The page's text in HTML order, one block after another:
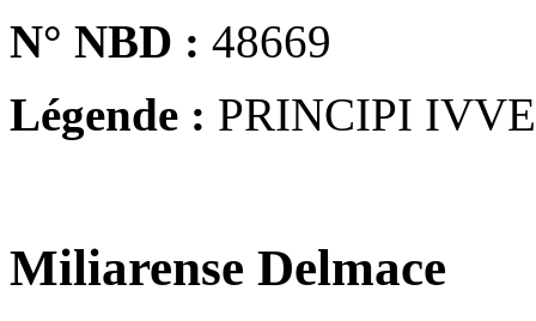
N° NBD : 48669
Légende : PRINCIPI
Miliarense Delmace